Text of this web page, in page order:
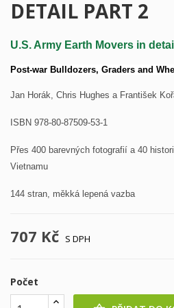
DETAIL PART 2
U.S. Army Earth Movers in
Post-war Bulldozers, Graders and
Jan Horák, Chris Hughes a František
ISBN 978-80-87509-53-1
Přes 400 barevných fotografií a40
Vietnamu
144 stran, měkká lepená vazba
707 Kč S DPH
Počet